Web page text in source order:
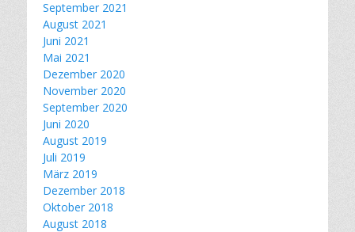
September 2021
August 2021
Juni 2021
Mai 2021
Dezember 2020
November 2020
September 2020
Juni 2020
August 2019
Juli 2019
März 2019
Dezember 2018
Oktober 2018
August 2018